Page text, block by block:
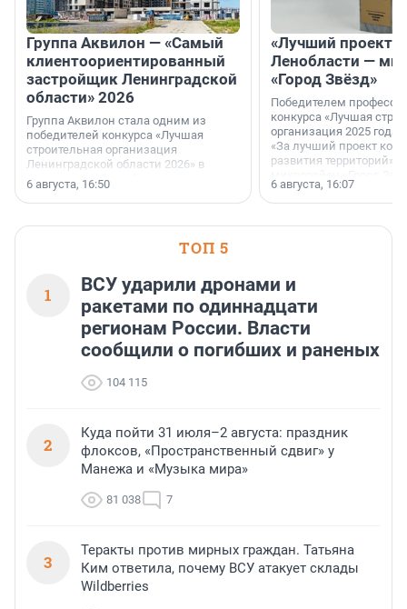
Группа Аквилон — «Самый
клиентоориентированный
застройщик Ленинградской
области» 2026
Группа Аквилон стала одним из
победителей конкурса «Лучшая
строительная организация
Ленинградской области 2026» в
номинации «Самый
клиентоориентированный
застройщик Ленинградской
области».
6 августа, 16:50
«Лучший проект
Ленобласти —
«Город Звёзд»
Победителем
конкурса «Лучшая
организация 2025
«За лучший проект
развития территорий»
6 августа, 16:07
ТОП 5
1
ВСУ ударили дронами и
ракетами по одиннадцати
регионам России. Власти
сообщили о погибших и раненых
104 115
2
Куда пойти 31 июля–2 августа: праздник
флоксов, «Пространственный сдвиг» у
Манежа и «Музыка мира»
81 038 7
3
Теракты против мирных граждан. Татьяна
Ким ответила, почему ВСУ атакует склады
Wildberries